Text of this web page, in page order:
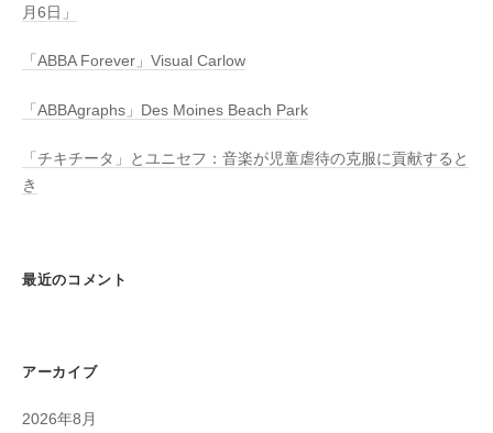
月6日」
「ABBA Forever」Visual Carlow
「ABBAgraphs」Des Moines Beach Park
「チキチータ」とユニセフ：音楽が児童虐待の克服に貢献すると
き
最近のコメント
アーカイブ
2026年8月